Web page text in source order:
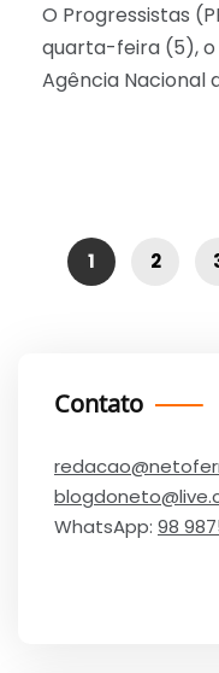
O Progressistas
quarta-feira (5),
Agência Nacional
1 2
Contato
WhatsApp: 98